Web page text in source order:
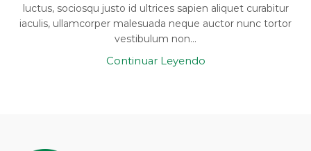
luctus, sociosqu justo id ultrices sapien aliquet curabitur
iaculis, ullamcorper malesuada neque auctor nunc tortor
vestibulum non...
Continuar Leyendo